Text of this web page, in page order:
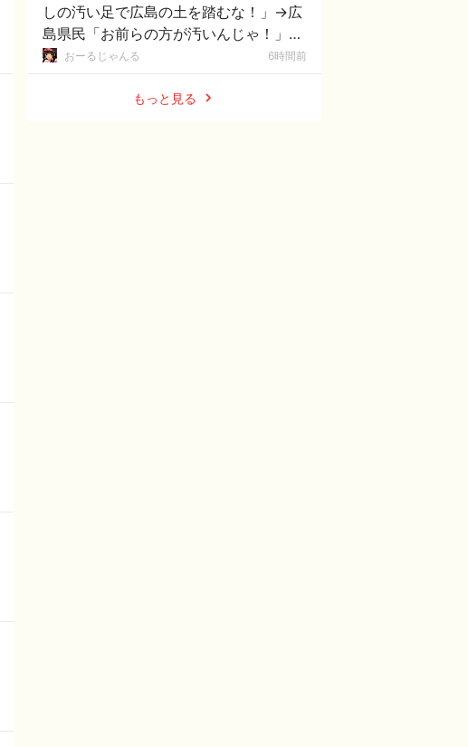
しの汚い足で広島の土を踏むな！」→広
島県民「お前らの方が汚いんじゃ！」
「ワシらが広島県民じゃ」
おーるじゃんる 6時間前
もっと見る